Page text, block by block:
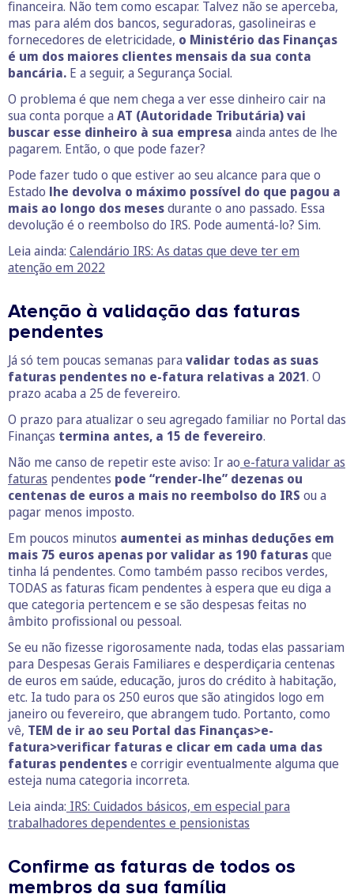
financeira. Não tem como escapar. Talvez não se aperceba,
mas para além dos bancos, seguradoras, gasolineiras e
fornecedores de eletricidade, o Ministério das Finanças
é um dos maiores clientes mensais da sua conta
bancária. E a seguir, a Segurança Social.
O problema é que nem chega a ver esse dinheiro cair na
sua conta porque a AT (Autoridade Tributária) vai
buscar esse dinheiro à sua empresa ainda antes de lhe
pagarem. Então, o que pode fazer?
Pode fazer tudo o que estiver ao seu alcance para que o
Estado lhe devolva o máximo possível do que pagou a
mais ao longo dos mesesdurante o ano passado. Essa
devolução é o reembolso do IRS. Pode aumentá-lo? Sim.
Leia ainda: Calendário IRS: As datas que deve ter em
atenção em 2022
Atenção à validação das faturas
pendentes
Já só tem poucas semanas para validar todas as suas
faturas pendentes no e-fatura relativas a 2021. O
prazo acaba a 25 de fevereiro.
O prazo para atualizar o seu agregado familiar no Portal das
Finanças termina antes, a 15 de fevereiro.
Não me canso de repetir este aviso: Ir ao e-fatura validar as
faturas pendentes pode “render-lhe” dezenas ou
centenas de euros a mais no reembolso do IRS ou a
pagar menos imposto.
Em poucos minutos aumentei as minhas deduções em
mais 75 euros apenas por validar as 190 faturasque
tinha lá pendentes. Como também passo recibos verdes,
TODAS as faturas ficam pendentes à espera que eu diga a
que categoria pertencem e se são despesas feitas no
âmbito profissional ou pessoal.
Se eu não fizesse rigorosamente nada, todas elas passariam
para Despesas Gerais Familiares e desperdiçaria centenas
de euros em saúde, educação, juros do crédito à habitação,
etc. Ia tudo para os 250 euros que são atingidos logo em
janeiro ou fevereiro, que abrangem tudo. Portanto, como
vê, TEM de ir ao seu Portal das Finanças>e-
fatura>verificar faturas e clicar em cada uma das
faturas pendentese corrigir eventualmente alguma que
esteja numa categoria incorreta.
Leia ainda: IRS: Cuidados básicos, em especial para
trabalhadores dependentes e pensionistas
Confirme as faturas de todos os
membros da sua família